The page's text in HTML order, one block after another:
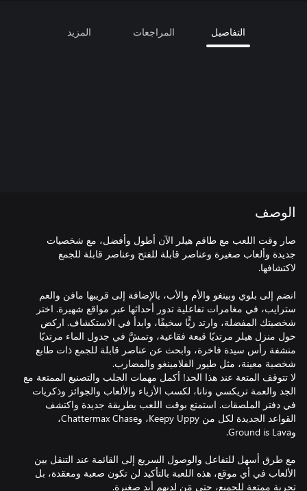
التفاصيل المراجعات المزيد
الوصف
صار وقت اللعب مع طاقم هيلر الآن أطول وأفضل، مع شخصيات
جديدة وألعاب صغيرة وعناصر قابلة للفتح وعناصر قابلة للجمع
انضم إلى بلوي وبينغو والأم والأب، بالإضافة إلى قريبها مافن والعم
سترايب، في مغامرات تفاعلية تدور أحداثها عبر مواقع شهيرة. اختر
شخصيتك المفضلة، وارتد زيًّا سخيفًا، وابدأ في الاستكشاف. اركض
حول منزل هيلر مرتديًا قبعة فقاعية، وتمشَّ في جدول الماء مرتديًا
منشفة رأس سيدة فاخرة، وابحث عن عناصر قابلة للجمع ذات طابع
لا تتوقف المتعة عند هذا الحد! أكمل مهمات الجلب والتصنيع الممتعة مع
الجد والعمة تريكسي ونانا، لكسب الأزياء والألعاب والجوائز وذكريات
في دفتر الملصقات. استمتع بوقت اللعب بطريقة جديدة واكتشف
القواعد الجديدة لكل من Keepy Uppy، وChattermax Chase،
مع طرق أسهل للتفاعل والوصول السريع إلى القائمة عند التنقل بين
الألعاب في أي موقع، هذه اللعبة بالتأكيد لن تكون صعبة ومعقدة، بل